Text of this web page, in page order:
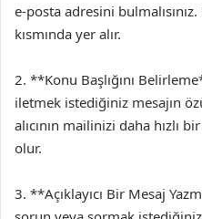
e-posta adresini
kısmında yer alır.
2. **Konu Başlığını
iletmek istediğiniz mesajın
alıcının mailinizi daha hızlı
olur.
3. **Açıklayıcı Bir Mesaj